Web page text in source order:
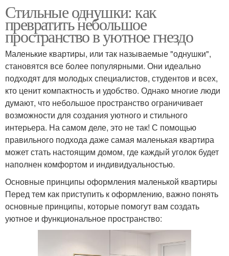
Стильные однушки: как
превратить небольшое
пространство в уютное гнездо
Маленькие квартиры, или так называемые "однушки",
становятся все более популярными. Они идеально
подходят для молодых специалистов, студентов и всех,
кто ценит компактность и удобство. Однако многие люди
думают, что небольшое пространство ограничивает
возможности для создания уютного и стильного
интерьера. На самом деле, это не так! С помощью
правильного подхода даже самая маленькая квартира
может стать настоящим домом, где каждый уголок будет
наполнен комфортом и индивидуальностью.
Основные принципы оформления маленькой квартиры
Перед тем как приступить к оформлению, важно понять
основные принципы, которые помогут вам создать
уютное и функциональное пространство: